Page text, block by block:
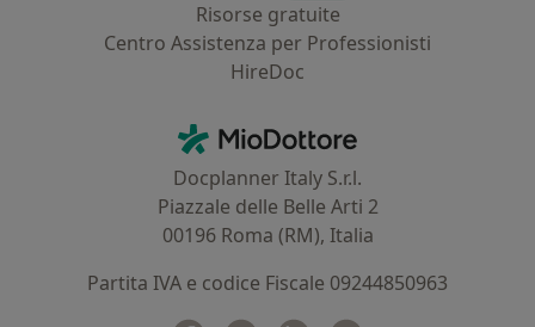
Risorse gratuite
Centro Assistenza per Professionisti
HireDoc
MioDottore - Homepage
Docplanner Italy S.r.l.
Piazzale delle Belle Arti 2
00196 Roma (RM), Italia
Partita IVA e codice Fiscale 09244850963